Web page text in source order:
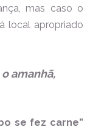
mas caso o
local apropriado
o amanhã,
se fez carne”